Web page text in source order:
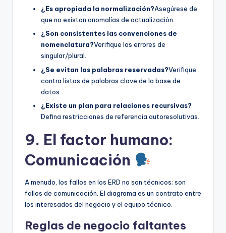
¿Es apropiada la normalización?Asegúrese de
que no existan anomalías de actualización.
¿Son consistentes las convenciones de
nomenclatura?Verifique los errores de
singular/plural.
¿Se evitan las palabras reservadas?Verifique
contra listas de palabras clave de la base de
datos.
¿Existe un plan para relaciones recursivas?
Defina restricciones de referencia autoresolutivas.
9. El factor humano:
Comunicación
A menudo, los fallos en los ERD no son técnicos; son
fallos de comunicación. El diagrama es un contrato entre
los interesados del negocio y el equipo técnico.
Reglas de negocio faltantes